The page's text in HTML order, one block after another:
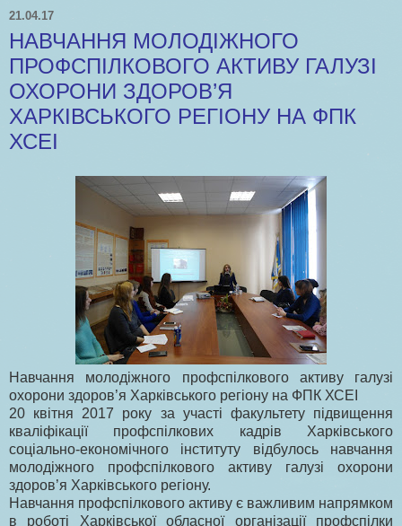
21.04.17
НАВЧАННЯ МОЛОДІЖНОГО
ПРОФСПІЛКОВОГО АКТИВУ ГАЛУЗІ
ОХОРОНИ ЗДОРОВ’Я
ХАРКІВСЬКОГО РЕГІОНУ НА ФПК
ХСЕІ
Навчання молодіжного профспілкового активу галузі
охорони здоров’я Харківського регіону на ФПК ХСЕІ
20 квітня 2017 року за участі факультету підвищення
кваліфікації профспілкових кадрів Харківського
соціально-економічного інституту відбулось навчання
молодіжного профспілкового активу галузі охорони
здоров’я Харківського регіону.
Навчання профспілкового активу є важливим напрямком
в роботі Харківської обласної організації профспілки